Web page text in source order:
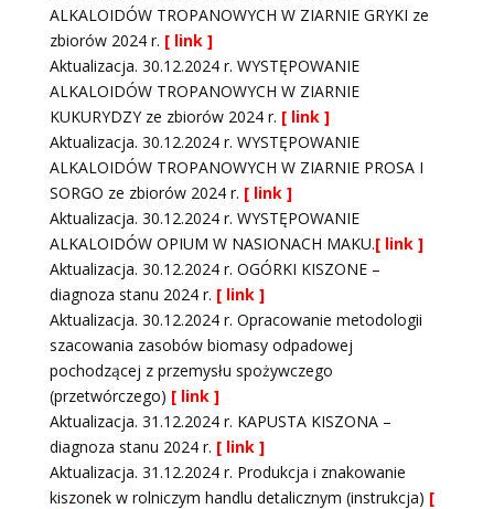
ALKALOIDÓW TROPANOWYCH W ZIARNIE GRYKI ze
zbiorów 2024 r. [ link ]
Aktualizacja. 30.12.2024 r. WYSTĘPOWANIE
ALKALOIDÓW TROPANOWYCH W ZIARNIE
KUKURYDZY ze zbiorów 2024 r. [ link ]
Aktualizacja. 30.12.2024 r. WYSTĘPOWANIE
ALKALOIDÓW TROPANOWYCH W ZIARNIE PROSA I
SORGO ze zbiorów 2024 r. [ link ]
Aktualizacja. 30.12.2024 r. WYSTĘPOWANIE
ALKALOIDÓW OPIUM W NASIONACH MAKU.[ link ]
Aktualizacja. 30.12.2024 r. OGÓRKI KISZONE –
diagnoza stanu 2024 r. [ link ]
Aktualizacja. 30.12.2024 r. Opracowanie metodologii
szacowania zasobów biomasy odpadowej
pochodzącej z przemysłu spożywczego
(przetwórczego) [ link ]
Aktualizacja. 31.12.2024 r. KAPUSTA KISZONA –
diagnoza stanu 2024 r. [ link ]
Aktualizacja. 31.12.2024 r. Produkcja i znakowanie
kiszonek w rolniczym handlu detalicznym (instrukcja) [